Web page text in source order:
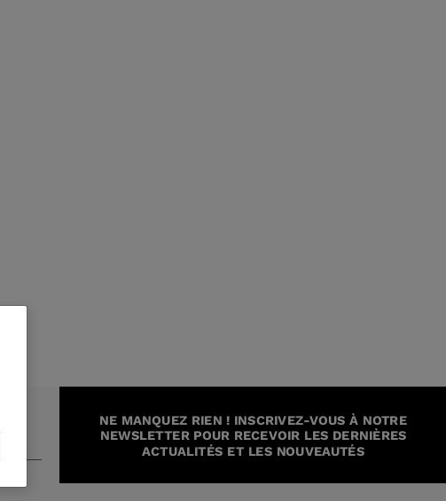
NE MANQUEZ RIEN ! INSCRIVEZ-VOUS À NOTRE
NEWSLETTER POUR RECEVOIR LES DERNIÈRES
ACTUALITÉS ET LES NOUVEAUTÉS